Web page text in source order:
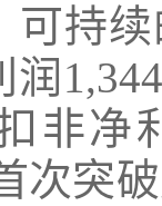
可持续
非净
次突